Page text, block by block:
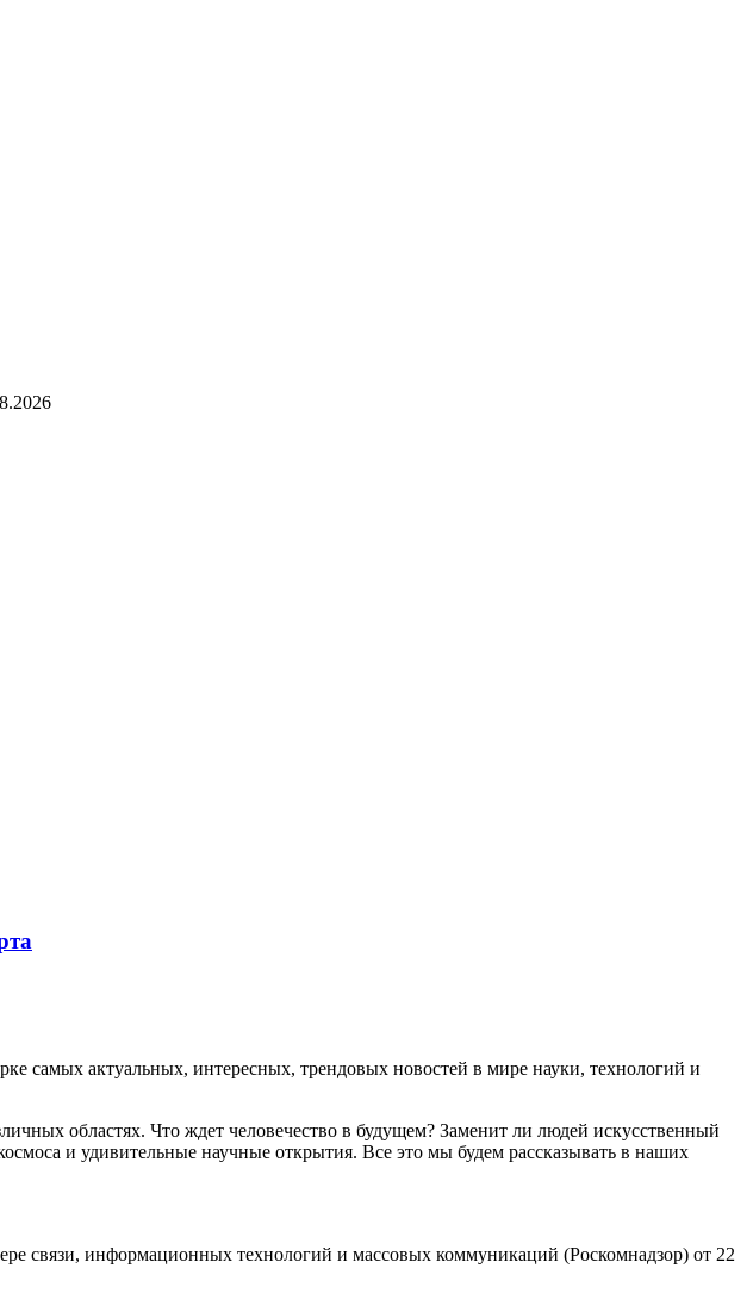
самых актуальных, интересных, трендовых новостей в мире науки, технологий и
областях. Что ждет человечество в будущем? Заменит ли людей искусственный
и удивительные научные открытия. Все это мы будем рассказывать в наших
связи, информационных технологий и массовых коммуникаций (Роскомнадзор) от 22